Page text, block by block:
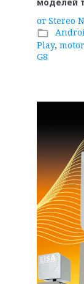
от Stereo
folder_open
Play,
G8